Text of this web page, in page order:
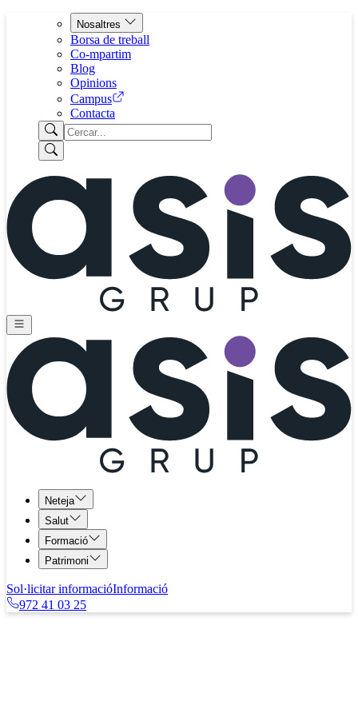
Nosaltres
Borsa de treball
Co-mpartim
Blog
Opinions
Campus
Contacta
Neteja
Salut
Formació
Patrimoni
Sol·licitar informacióInformació
972 41 03 25